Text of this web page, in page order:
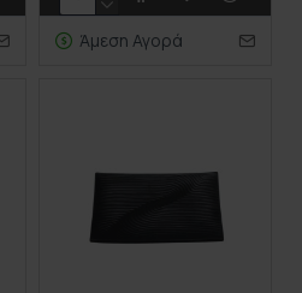
Άμεση Αγορά